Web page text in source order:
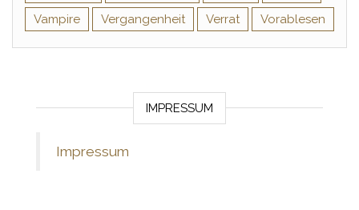
Vampire
Vergangenheit Verrat Vorablesen
IMPRESSUM
Impressum